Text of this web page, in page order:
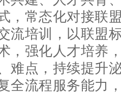
，常态化对接联
流培训，以联盟
，强化人才培养
难点，持续提升
全流程服务能力